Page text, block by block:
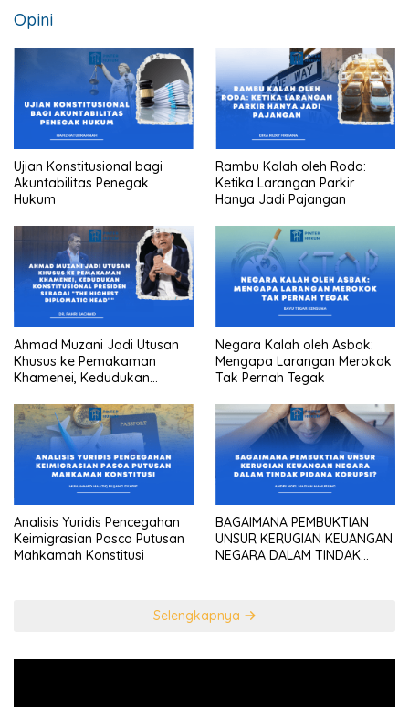
Opini
Ujian Konstitusional bagi
Akuntabilitas Penegak
Hukum
Rambu Kalah oleh Roda:
Ketika Larangan Parkir
Hanya Jadi Pajangan
Ahmad Muzani Jadi Utusan
Khusus ke Pemakaman
Khamenei, Kedudukan
sebagai “the highest
diplomatic head””
Negara Kalah oleh Asbak:
Mengapa Larangan Merokok
Tak Pernah Tegak
Analisis Yuridis Pencegahan
Keimigrasian Pasca Putusan
Mahkamah Konstitusi
BAGAIMANA PEMBUKTIAN
UNSUR KERUGIAN KEUANGAN
NEGARA DALAM TINDAK
Selengkapnya